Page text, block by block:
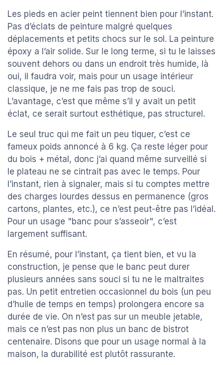
Les pieds en acier peint tiennent bien pour l’instant.
Pas d’éclats de peinture malgré quelques
déplacements et petits chocs sur le sol. La peinture
époxy a l’air solide. Sur le long terme, si tu le laisses
souvent dehors ou dans un endroit très humide, là
oui, il faudra voir, mais pour un usage intérieur
classique, je ne me fais pas trop de souci.
L’avantage, c’est que même s’il y avait un petit
éclat, ce serait surtout esthétique, pas structurel.
Le seul truc qui me fait un peu tiquer, c’est ce
fameux poids annoncé à 6 kg. Ça reste léger pour
du bois + métal, donc j’ai quand même surveillé si
le plateau ne se cintrait pas avec le temps. Pour
l’instant, rien à signaler, mais si tu comptes mettre
des charges lourdes dessus en permanence (gros
cartons, plantes, etc.), ce n’est peut-être pas l’idéal.
Pour un usage "banc pour s’asseoir", c’est
largement suffisant.
En résumé, pour l’instant, ça tient bien, et vu la
construction, je pense que le banc peut durer
plusieurs années sans souci si tu ne le maltraites
pas. Un petit entretien occasionnel du bois (un peu
d’huile de temps en temps) prolongera encore sa
durée de vie. On n’est pas sur un meuble jetable,
mais ce n’est pas non plus un banc de bistrot
centenaire. Disons que pour un usage normal à la
maison, la durabilité est plutôt rassurante.